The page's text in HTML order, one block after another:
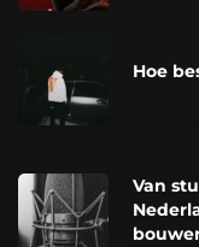
Hoe
Van